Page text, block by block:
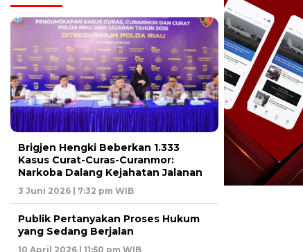
Brigjen Hengki Beberkan 1.333
Kasus Curat-Curas-Curanmor:
Narkoba Dalang Kejahatan Jalanan
3 Juni 2026 | 7:32 pm WIB
Publik Pertanyakan Proses Hukum
yang Sedang Berjalan
10 April 2026 | 11:50 pm WIB